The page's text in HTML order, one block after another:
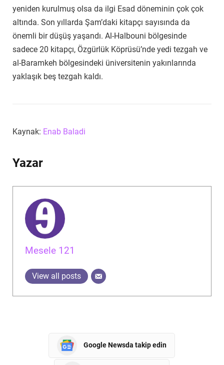
yeniden kurulmuş olsa da ilgi Esad döneminin çok çok
altında. Son yıllarda Şam’daki kitapçı sayısında da
önemli bir düşüş yaşandı. Al-Halbouni bölgesinde
sadece 20 kitapçı, Özgürlük Köprüsü’nde yedi tezgah ve
al-Baramkeh bölgesindeki üniversitenin yakınlarında
yaklaşık beş tezgah kaldı.
Kaynak: Enab Baladi
Yazar
Mesele 121
View all posts
Google Newsda takip edin